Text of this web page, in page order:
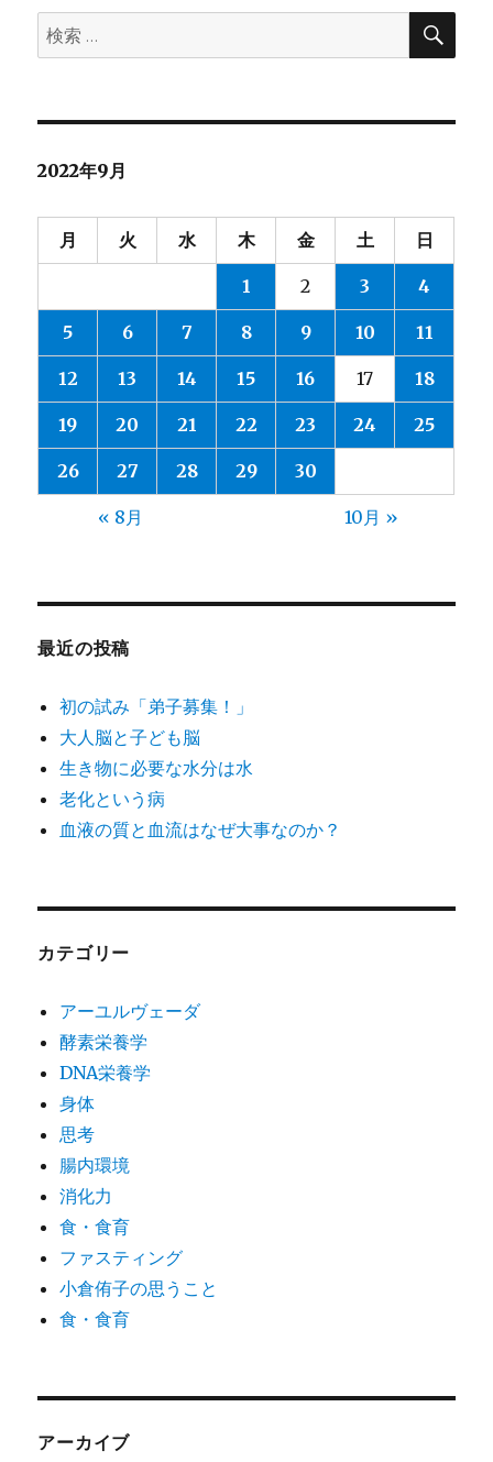
検
索:
検
2022年9月
月 火 水 木 金 土 日
1 2 3 4
5 6 7 8 9 10 11
12 13 14 15 16 17 18
19 20 21 22 23 24 25
26 27 28 29 30
« 8月 10月 »
最近の投稿
初の試み「弟子募集！」
大人脳と子ども脳
生き物に必要な水分は水
老化という病
血液の質と血流はなぜ大事なのか？
カテゴリー
アーユルヴェーダ
酵素栄養学
DNA栄養学
身体
思考
腸内環境
消化力
食・食育
ファスティング
小倉侑子の思うこと
食・食育
アーカイブ